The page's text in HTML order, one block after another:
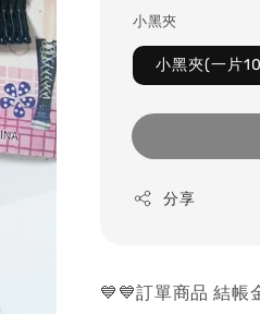
小黑夾
小黑夾(一片
分享
💙💙訂單商品 結